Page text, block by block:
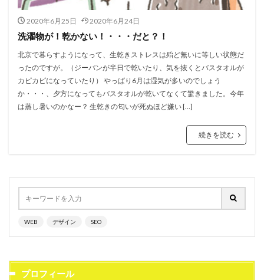
2020年6月25日 2020年6月24日
洗濯物が！乾かない！・・・だと？！
北京で暮らすようになって、生乾きストレスは殆ど無いに等しい状態だ
ったのですが。（ジーパンが半日で乾いたり、気を抜くとバスタオルが
カピカピになっていたり） やっぱり6月は湿気が多いのでしょう
か・・・、夕方になってもバスタオルが乾いてなくて驚きました。今年
は蒸し暑いのかなー？ 生乾きの匂いが死ぬほど嫌い […]
続きを読む
WEB デザイン SEO
プロフィール